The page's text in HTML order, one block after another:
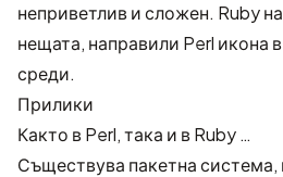
неприветлив и сложен. Ruby
нещата, направили Perl икона
среди.
Прилики
Както в Perl, така и в Ruby …
Съществува пакетна система,